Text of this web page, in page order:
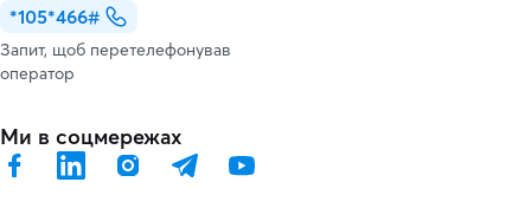
*105*466#
Запит, щоб перетелефонував
оператор
Ми в соцмережах